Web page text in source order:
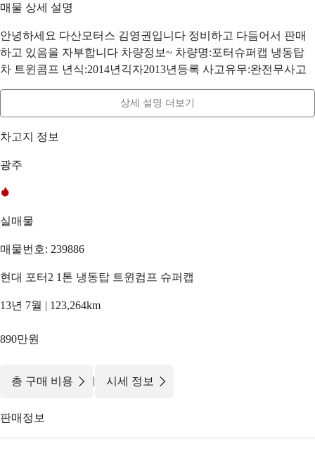
매물 상세 설명
안녕하세요 다산모터스 김영권입니다 정비하고 다듬어서 판매
하고 있음을 자부합니다 차량정보~ 차량명:포터슈퍼캡 냉동탑
차 트윈콤프 년식:2014년긱자2013년등록 사고유무:완전무사고
상세 설명 더보기
차고지 정보
광주
실매물
매물번호: 239886
현대 포터2 1톤 냉동탑 트윈컴프 슈퍼캡
13년 7월 | 123,264km
890만원
총 구매 비용 | 시세 정보
판매정보